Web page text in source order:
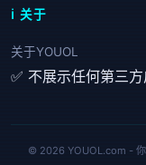
ℹ️ 关于
关于YOUOL
✅ 不展示任何第三
© 2026 YOUOL.com - 你